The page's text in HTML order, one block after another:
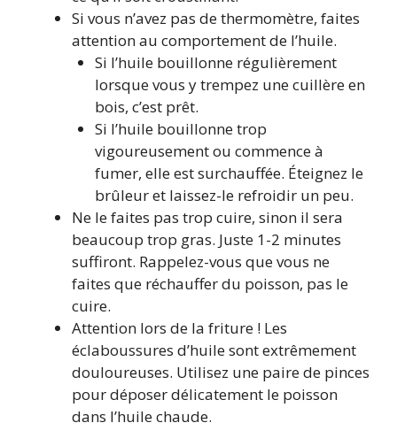
Si vous n’avez pas de thermomètre, faites
attention au comportement de l’huile.
Si l’huile bouillonne régulièrement
lorsque vous y trempez une cuillère en
bois, c’est prêt.
Si l’huile bouillonne trop
vigoureusement ou commence à
fumer, elle est surchauffée. Éteignez le
brûleur et laissez-le refroidir un peu.
Ne le faites pas trop cuire, sinon il sera
beaucoup trop gras. Juste 1-2 minutes
suffiront. Rappelez-vous que vous ne
faites que réchauffer du poisson, pas le
cuire.
Attention lors de la friture ! Les
éclaboussures d’huile sont extrêmement
douloureuses. Utilisez une paire de pinces
pour déposer délicatement le poisson
dans l’huile chaude.